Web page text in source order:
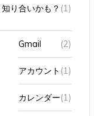
Gmail (2)
アカウント(1)
カレンダー(1)
フォト (1)